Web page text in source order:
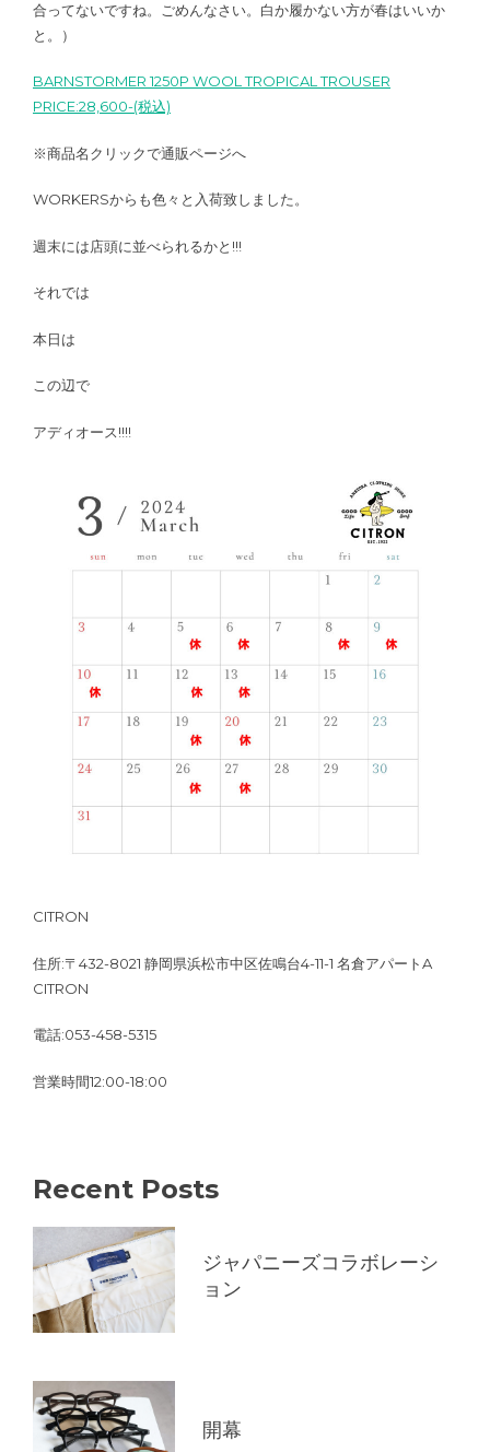
合ってないですね。ごめんなさい。白か履かない方が春はいいか
と。）
BARNSTORMER 1250P WOOL TROPICAL TROUSER
PRICE:28,600-(税込)
※商品名クリックで通販ページへ
WORKERSからも色々と入荷致しました。
週末には店頭に並べられるかと!!!
それでは
本日は
この辺で
アディオース!!!!
CITRON
住所:〒432-8021 静岡県浜松市中区佐鳴台4-11-1 名倉アパートA
CITRON
電話:053-458-5315
営業時間12:00-18:00
Recent Posts
ジャパニーズコラボレーシ
ョン
開幕